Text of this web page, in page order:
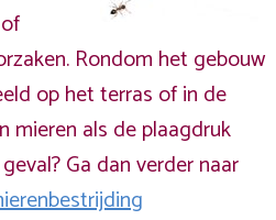
Rondom het gebouw
op het terras of in de
mieren als de plaagdruk
Ga dan verder naar